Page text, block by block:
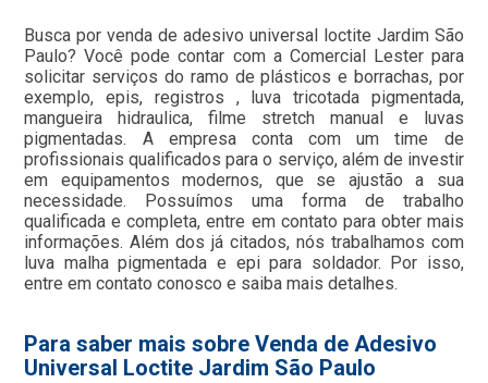
Busca por venda de adesivo universal loctite Jardim São
Paulo? Você pode contar com a Comercial Lester para
solicitar serviços do ramo de plásticos e borrachas, por
exemplo, epis, registros , luva tricotada pigmentada,
mangueira hidraulica, filme stretch manual e luvas
pigmentadas. A empresa conta com um time de
profissionais qualificados para o serviço, além de investir
em equipamentos modernos, que se ajustão a sua
necessidade. Possuímos uma forma de trabalho
qualificada e completa, entre em contato para obter mais
informações. Além dos já citados, nós trabalhamos com
luva malha pigmentada e epi para soldador. Por isso,
entre em contato conosco e saiba mais detalhes.
Para saber mais sobre Venda de Adesivo
Universal Loctite Jardim São Paulo